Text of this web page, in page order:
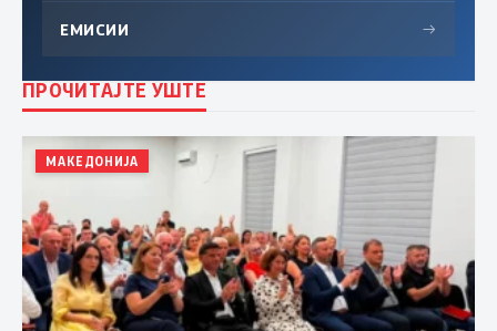
ЕМИСИИ →
ПРОЧИТАЈТЕ УШТЕ
МАКЕДОНИЈА